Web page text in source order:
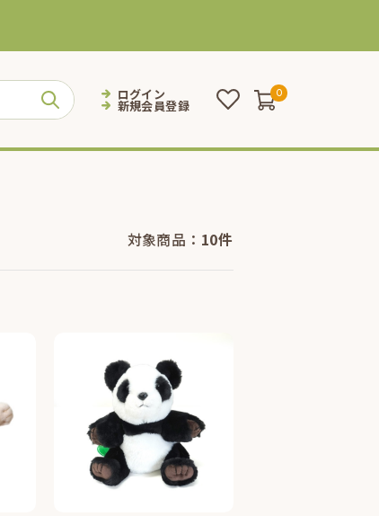
ログイン
新規会員登録
0
対象商品： 10件